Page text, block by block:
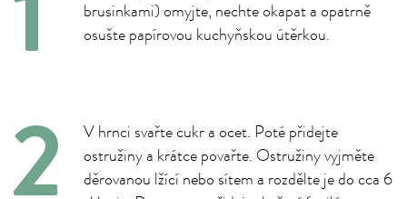
brusinkami) omyjte, nechte okapat a opatrně
osušte papírovou kuchyňskou útěrkou.
V hrnci svařte cukr a ocet. Poté přidejte
ostružiny a krátce povařte. Ostružiny vyjměte
děrovanou lžící nebo sítem a rozdělte je do cca 6